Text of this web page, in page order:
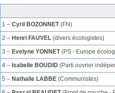
1 –Cyril BOZONNET(FN)
2 – Henri FAUVEL (divers écologistes)
3 – Evelyne YONNET(PS - Europe
4 – Isabelle BOUDID (Parti ouvrier
5 – Nathalie LABBE (Communistes)